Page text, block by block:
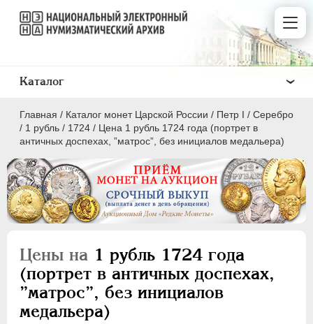
Главная / Каталог монет Царской России / Пeтр I / Серебро
/ 1 рубль / 1724 / Цена 1 рубль 1724 года (портрет в
античных доспехах, ”матрос”, без инициалов медальера)
Цены на 1 рубль 1724 года
(портрет в античных доспехах,
”матрос”, без инициалов
медальера)
Каталог
ПEТР I 1699 - 1725
Серебро
1 рубль
Полтина
Полуполтинник